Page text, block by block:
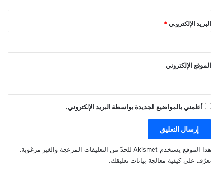
البريد الإلكتروني*
الموقع الإلكتروني
أعلمني بالمواضيع الجديدة بواسطة البريد الإلكتروني.
هذا الموقع يستخدم Akismet للحدّ من التعليقات المزعجة والغير مرغوبة.
تعرّف على كيفية معالجة بيانات تعليقك.